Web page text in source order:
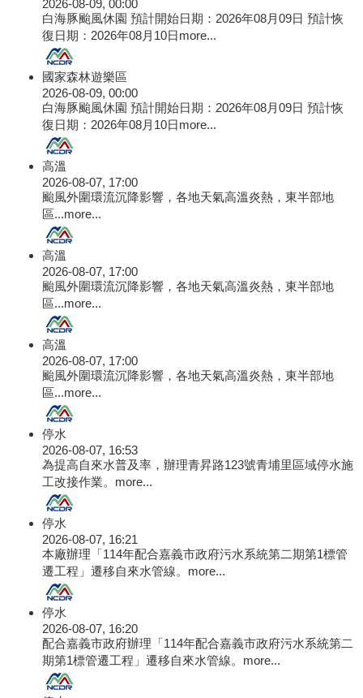
2026-08-09, 00:00
白海豚颱風休園 預計開始日期：2026年08月09日 預計恢
復日期：2026年08月10日more...
國家森林遊樂區
2026-08-09, 00:00
白海豚颱風休園 預計開始日期：2026年08月09日 預計恢
復日期：2026年08月10日more...
高溫
2026-08-07, 17:00
颱風外圍環流沉降影響，各地天氣高溫炎熱，東半部地
區... more...
高溫
2026-08-07, 17:00
颱風外圍環流沉降影響，各地天氣高溫炎熱，東半部地
區... more...
高溫
2026-08-07, 17:00
颱風外圍環流沉降影響，各地天氣高溫炎熱，東半部地
區... more...
停水
2026-08-07, 16:53
為提高自來水普及率，辦理青昇路123號青埔里區域停水施
工改接作業。 more...
停水
2026-08-07, 16:21
本廠辦理「114年配合嘉義市政府污水系統第二期第1標管
遷工程」遷移自來水管線。 more...
停水
2026-08-07, 16:20
配合嘉義市政府辦理「114年配合嘉義市政府污水系統第二
期第1標管遷工程」遷移自來水管線。 more...